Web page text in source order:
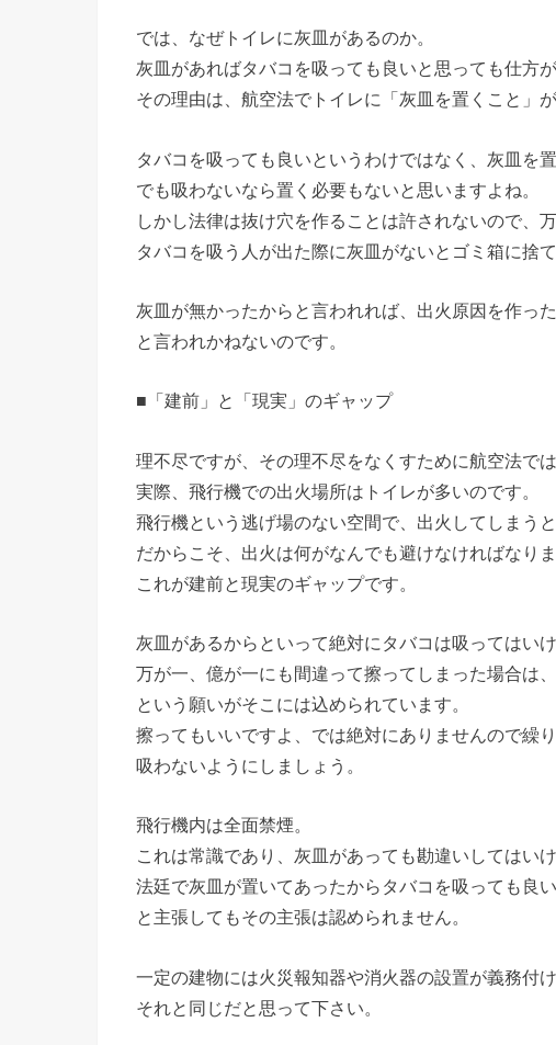
では、なぜトイレに灰皿があるのか。
灰皿があればタバコを吸っても良いと思っても仕方
その理由は、航空法でトイレに「灰皿を置くこと」
タバコを吸っても良いというわけではなく、灰皿を
でも吸わないなら置く必要もないと思いますよね。
しかし法律は抜け穴を作ることは許されないので、
タバコを吸う人が出た際に灰皿がないとゴミ箱に捨
灰皿が無かったからと言われれば、出火原因を作っ
と言われかねないのです。
■「建前」と「現実」のギャップ
理不尽ですが、その理不尽をなくすために航空法で
実際、飛行機での出火場所はトイレが多いのです。
飛行機という逃げ場のない空間で、出火してしまう
だからこそ、出火は何がなんでも避けなければなりま
これが建前と現実のギャップです。
灰皿があるからといって絶対にタバコは吸ってはいけ
万が一、億が一にも間違って擦ってしまった場合は
という願いがそこには込められています。
擦ってもいいですよ、では絶対にありませんので繰
吸わないようにしましょう。
飛行機内は全面禁煙。
これは常識であり、灰皿があっても勘違いしてはいけ
法廷で灰皿が置いてあったからタバコを吸っても良い
と主張してもその主張は認められません。
一定の建物には火災報知器や消火器の設置が義務付け
それと同じだと思って下さい。